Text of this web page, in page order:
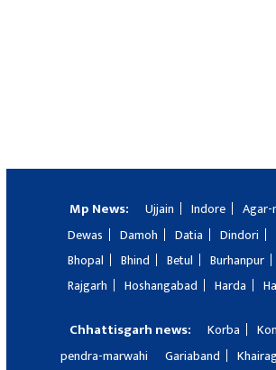
Mp News: Ujjain Indore Agar-
Dewas
Damoh Datia Dindori
Bhopal
Bhind Betul Burhanpur
Rajgarh
Hoshangabad Harda
Chhattisgarh news: Korba
pendra-marwahi
Gariaband